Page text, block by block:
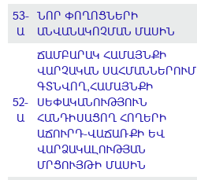
53-
Ա
ՆՈՐ ՓՈՂՈՑՆԵՐԻ
ԱՆՎԱՆԱԿՈՉՄԱՆ ՄԱՍԻՆ
52-
Ա
ՃԱՄԲԱՐԱԿ ՀԱՄԱՅՆՔԻ
ՎԱՐՉԱԿԱՆ ՍԱՀՄԱՆՆԵՐՈՒՄ
ԳՏՆՎՈՂ,ՀԱՄԱՅՆՔԻ
ՍԵՓԱԿԱՆՈՒԹՅՈՒՆ
ՀԱՆԴԻՍԱՑՈՂ ՀՈՂԵՐԻ
ԱՃՈՒՐԴ-ՎԱՃԱՌՔԻ ԵՎ
ՎԱՐՁԱԿԱԼՈՒԹՅԱՆ
ՄՐՑՈՒՅԹԻ ՄԱՍԻՆ